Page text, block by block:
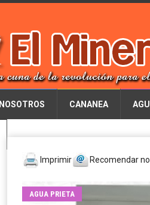
NOSOTROS CANANEA
Imprimir Recomendar
AGUA PRIETA